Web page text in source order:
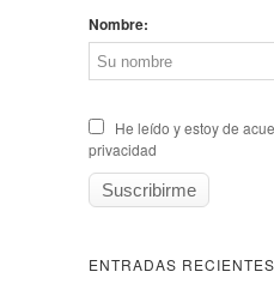
Nombre:
He leído y estoy de
privacidad
ENTRADAS RECIENTES